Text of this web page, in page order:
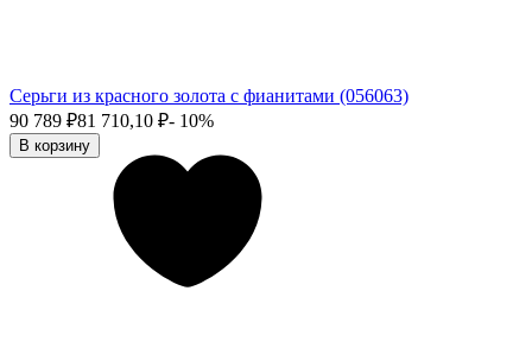
Серьги из красного золота с фианитами (056063)
90 789 ₽81 710,10 ₽- 10%
В корзину